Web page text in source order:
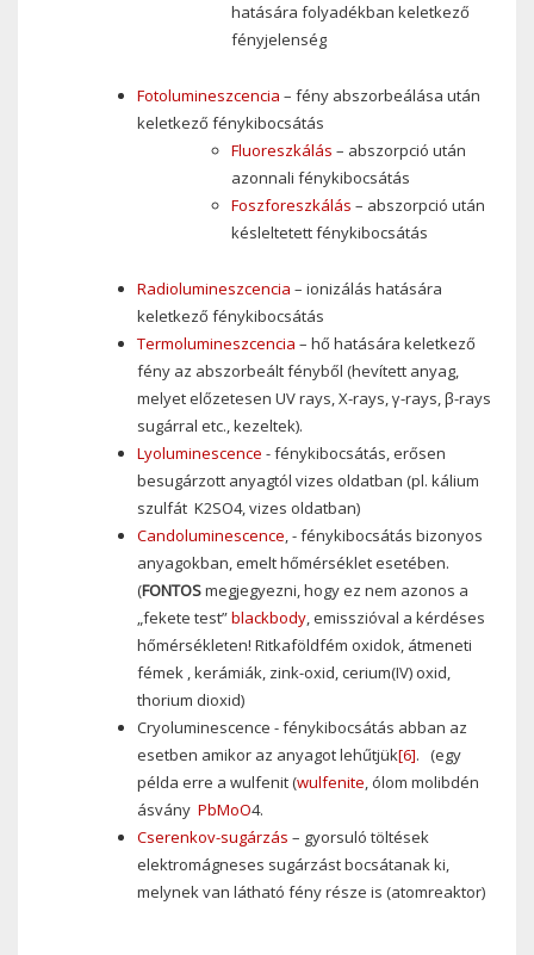
hatására folyadékban keletkező
fényjelenség
Fotolumineszcencia – fény abszorbeálása után
keletkező fénykibocsátás
Fluoreszkálás – abszorpció után
azonnali fénykibocsátás
Foszforeszkálás – abszorpció után
késleltetett fénykibocsátás
Radiolumineszcencia – ionizálás hatására
keletkező fénykibocsátás
Termolumineszcencia – hő hatására keletkező
fény az abszorbeált fényből (hevített anyag,
melyet előzetesen UV rays, X-rays, γ-rays, β-rays
sugárral etc., kezeltek).
Lyoluminescence - fénykibocsátás, erősen
besugárzott anyagtól vizes oldatban (pl. kálium
szulfát K2SO4, vizes oldatban)
Candoluminescence, - fénykibocsátás bizonyos
anyagokban, emelt hőmérséklet esetében.
(FONTOSmegjegyezni, hogy ez nem azonos a
„fekete test”blackbody, emisszióval a kérdéses
hőmérsékleten! Ritkaföldfém oxidok, átmeneti
fémek , kerámiák, zink-oxid, cerium(IV) oxid,
thorium dioxid)
Cryoluminescence - fénykibocsátás abban az
esetben amikor az anyagot lehűtjük[6]. (egy
példa erre a wulfenit (wulfenite, ólom molibdén
ásvány PbMoO4.
Cserenkov-sugárzás – gyorsuló töltések
elektromágneses sugárzást bocsátanak ki,
melynek van látható fény része is (atomreaktor)